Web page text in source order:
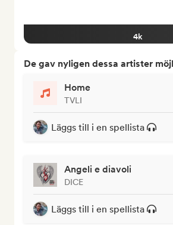
4k
De gav nyligen dessa artister
Home
TVLI
Läggs till i en spellista
Angeli e diavoli
DICE
Läggs till i en spellista